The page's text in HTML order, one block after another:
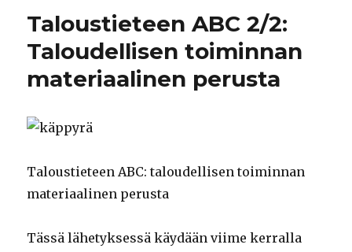
Taloustieteen ABC 2/2:
Taloudellisen toiminnan
materiaalinen perusta
Taloustieteen ABC: taloudellisen toiminnan
materiaalinen perusta
Tässä lähetyksessä käydään viime kerralla